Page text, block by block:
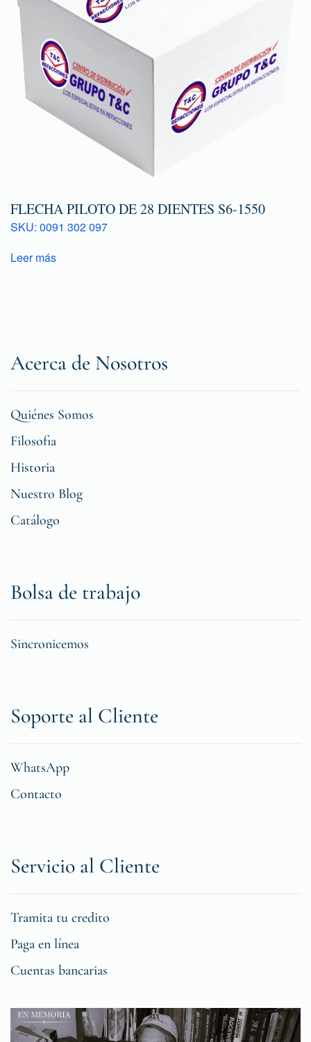
FLECHA PILOTO DE 28 DIENTES S6-1550
SKU: 0091 302 097
Leer más
Acerca de Nosotros
Quiénes Somos
Filosofia
Historia
Nuestro Blog
Catálogo
Bolsa de trabajo
Sincronicemos
Soporte al Cliente
WhatsApp
Contacto
Servicio al Cliente
Tramita tu credito
Paga en línea
Cuentas bancarias